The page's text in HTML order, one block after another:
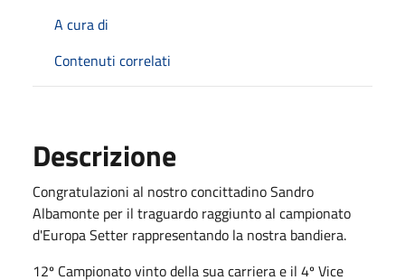
A cura di
Contenuti correlati
Descrizione
Congratulazioni al nostro concittadino Sandro
Albamonte per il traguardo raggiunto al campionato
d'Europa Setter rappresentando la nostra bandiera.
12º Campionato vinto della sua carriera e il 4º Vice